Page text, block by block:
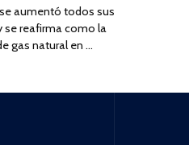
aumentó todos sus
se reafirma como la
gas natural en …